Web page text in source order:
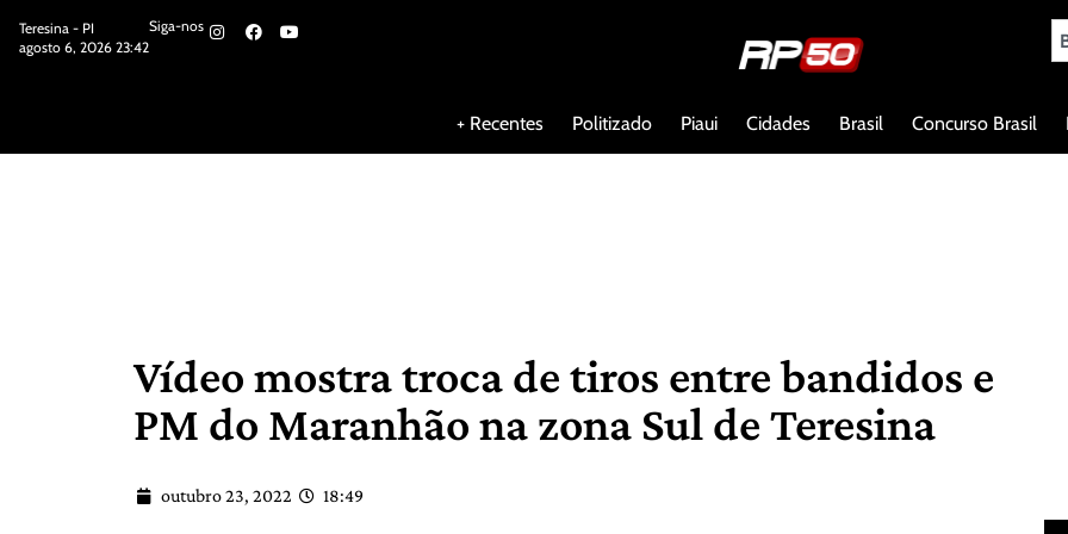
Teresina - PI
agosto 6, 2026 23:42
Siga-nos
+ Recentes Politizado Piaui Cidades Brasil Concurso Brasil
Vídeo mostra troca de tiros entre bandidos e
PM do Maranhão na zona Sul de Teresina
outubro 23, 2022 18:49